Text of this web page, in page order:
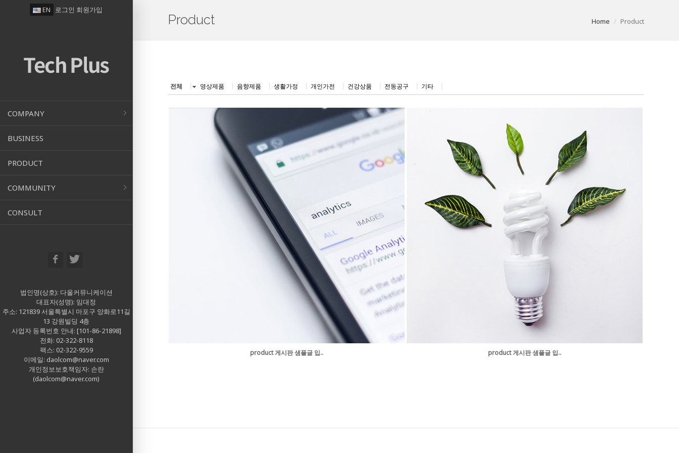
EN 로그인 회원가입
COMPANY
BUSINESS
PRODUCT
COMMUNITY
CONSULT
법인명(상호): 다올커뮤니케이션
대표자(성명): 임대정
주소: 121839 서울특별시 마포구 양화로11길
13 강원빌딩 4층
사업자 등록번호 안내: [101-86-21898]
전화: 02-322-8118
팩스: 02-322-9559
이메일: daolcom@naver.com
개인정보보호책임자: 손란
(daolcom@naver.com)
Product Home Product
전체 영상제품 음향제품 생활가정 개인가전 건강상품 전동공구 기타
product 게시판 샘플글 입.. product 게시판 샘플글 입..